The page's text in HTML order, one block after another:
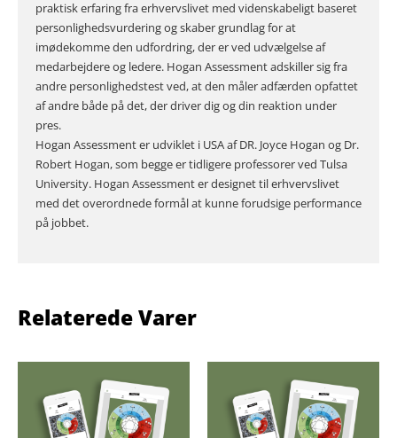
praktisk erfaring fra erhvervslivet med videnskabeligt baseret
personlighedsvurdering og skaber grundlag for at
imødekomme den udfordring, der er ved udvælgelse af
medarbejdere og ledere. Hogan Assessment adskiller sig fra
andre personlighedstest ved, at den måler adfærden opfattet
af andre både på det, der driver dig og din reaktion under
pres.
Hogan Assessment er udviklet i USA af DR. Joyce Hogan og Dr.
Robert Hogan, som begge er tidligere professorer ved Tulsa
University. Hogan Assessment er designet til erhvervslivet
med det overordnede formål at kunne forudsige performance
på jobbet.
Relaterede Varer